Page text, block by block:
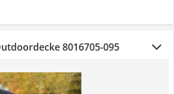
8016705-095